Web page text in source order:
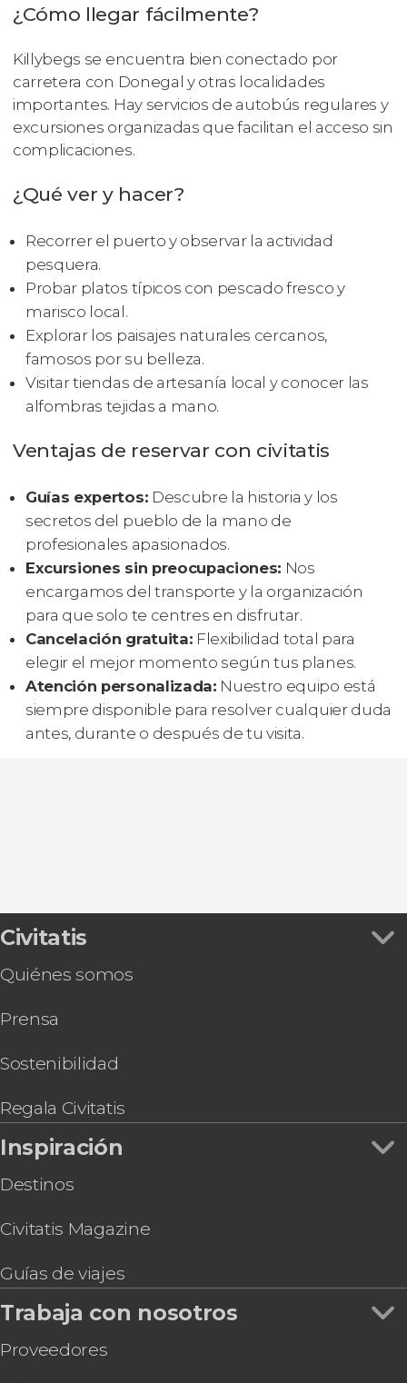
¿Cómo llegar fácilmente?
Killybegs se encuentra bien conectado por
carretera con Donegal y otras localidades
importantes. Hay servicios de autobús regulares y
excursiones organizadas que facilitan el acceso sin
complicaciones.
¿Qué ver y hacer?
Recorrer el puerto y observar la actividad
pesquera.
Probar platos típicos con pescado fresco y
marisco local.
Explorar los paisajes naturales cercanos,
famosos por su belleza.
Visitar tiendas de artesanía local y conocer las
alfombras tejidas a mano.
Ventajas de reservar con civitatis
Guías expertos: Descubre la historia y los
secretos del pueblo de la mano de
profesionales apasionados.
Excursiones sin preocupaciones: Nos
encargamos del transporte y la organización
para que solo te centres en disfrutar.
Cancelación gratuita: Flexibilidad total para
elegir el mejor momento según tus planes.
Atención personalizada: Nuestro equipo está
siempre disponible para resolver cualquier duda
antes, durante o después de tu visita.
Civitatis
Quiénes somos
Prensa
Sostenibilidad
Regala Civitatis
Inspiración
Destinos
Civitatis Magazine
Guías de viajes
Trabaja con nosotros
Proveedores